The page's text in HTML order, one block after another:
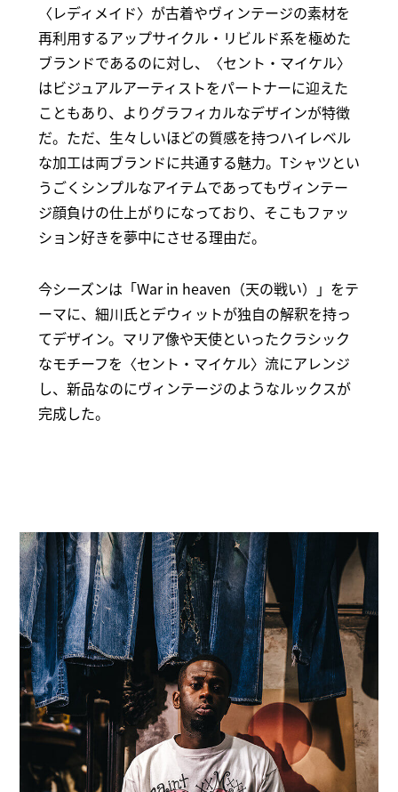
〈レディメイド〉が古着やヴィンテージの素材を
再利用するアップサイクル・リビルド系を極めた
ブランドであるのに対し、〈セント・マイケル〉
はビジュアルアーティストをパートナーに迎えた
こともあり、よりグラフィカルなデザインが特徴
だ。ただ、生々しいほどの質感を持つハイレベル
な加工は両ブランドに共通する魅力。Tシャツとい
うごくシンプルなアイテムであってもヴィンテー
ジ顔負けの仕上がりになっており、そこもファッ
ション好きを夢中にさせる理由だ。
今シーズンは「War in heaven（天の戦い）」をテ
ーマに、細川氏とデウィットが独自の解釈を持っ
てデザイン。マリア像や天使といったクラシック
なモチーフを〈セント・マイケル〉流にアレンジ
し、新品なのにヴィンテージのようなルックスが
完成した。